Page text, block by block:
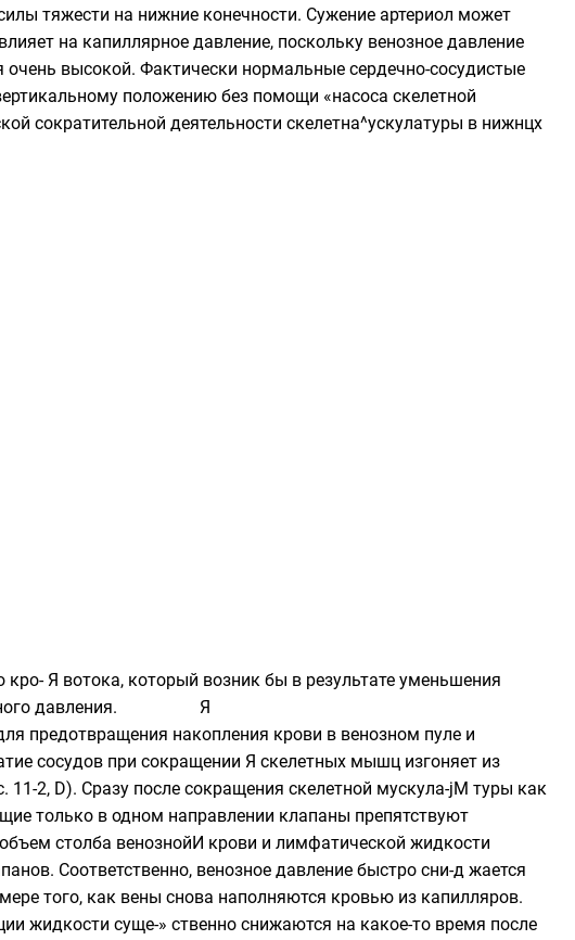
тяжести на нижние конечности. Сужение артериол может
на капиллярное давление, поскольку венозное давление
высокой. Фактически нормальные сердечно-сосудистые
положению без помощи «насоса скелетной
сократительной деятельности скелетна^ускулатуры в нижнцх
Я вотока, который возник бы в результате уменьшения
давления. Я
предотвращения накопления крови в венозном пуле и
сосудов при сокращении Я скелетных мышц изгоняет из
2, D). Сразу после сокращения скелетной мускула-jM туры как
только в одном направлении клапаны препятствуют
столба венознойИ крови и лимфатической жидкости
Соответственно, венозное давление быстро сни-д жается
того, как вены снова наполняются кровью из капилляров.
жидкости суще-» ственно снижаются на какое-то время после